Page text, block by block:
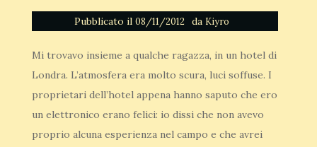
Pubblicato il 08/11/2012 da Kiyro
Mi trovavo insieme a qualche ragazza, in un hotel di
Londra. L’atmosfera era molto scura, luci soffuse. I
proprietari dell’hotel appena hanno saputo che ero
un elettronico erano felici: io dissi che non avevo
proprio alcuna esperienza nel campo e che avrei